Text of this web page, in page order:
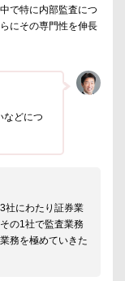
で特に内部監査につ
にその専門性を伸長
などにつ
社にわたり証券業
の1社で監査業務
務を極めていきた